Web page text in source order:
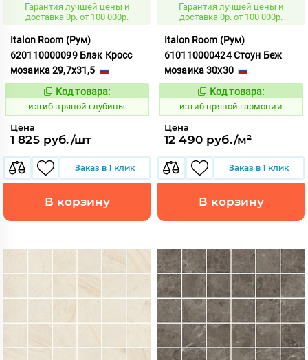
Гарантия лучшей цены и
доставка 0р. от 100 000р.
Italon Room (Рум)
620110000099 Блэк Кросс
мозаика 29,7x31,5
571767
Код товара:
изгиб пряной глубины
Цена
1 825 руб./шт
Заказ в 1 клик
В корзину
Гарантия лучшей цены и
доставка 0р. от 100 000р.
Italon Room (Рум)
610110000424 Стоун Беж
мозаика 30x30
571766
Код товара:
изгиб пряной гармонии
Цена
12 490 руб./м²
Заказ в 1 клик
В корзину